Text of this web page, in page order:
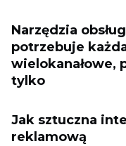
Narzędzia
potrzebuje
wielokanałowe,
tylko
Jak sztuczna
reklamową